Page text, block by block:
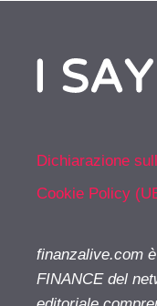
Dichiarazione
Cookie Policy
finanzalive.com
FINANCE del